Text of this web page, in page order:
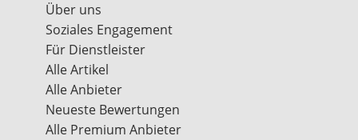
Über uns
Soziales Engagement
Für Dienstleister
Alle Artikel
Alle Anbieter
Neueste Bewertungen
Alle Premium Anbieter